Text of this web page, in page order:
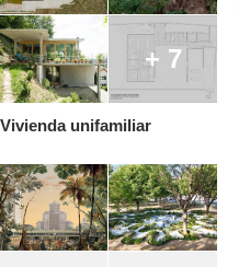
+ 7
Vivienda unifamiliar